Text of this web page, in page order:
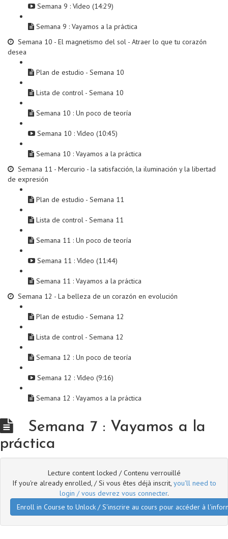
Semana 9 : Vídeo (14:29)
Semana 9 : Vayamos a la práctica
Semana 10 - El magnetismo del sol - Atraer lo que tu corazón
desea
Plan de estudio - Semana 10
Lista de control - Semana 10
Semana 10 : Un poco de teoría
Semana 10 : Vídeo (10:45)
Semana 10 : Vayamos a la práctica
Semana 11 - Mercurio - la satisfacción, la iluminación y la libertad
de expresión
Plan de estudio - Semana 11
Lista de control - Semana 11
Semana 11 : Un poco de teoría
Semana 11 : Vídeo (11:44)
Semana 11 : Vayamos a la práctica
Semana 12 - La belleza de un corazón en evolución
Plan de estudio - Semana 12
Lista de control - Semana 12
Semana 12 : Un poco de teoría
Semana 12 : Vídeo (9:16)
Semana 12 : Vayamos a la práctica
Semana 7 : Vayamos a la
práctica
Lecture content locked / Contenu verrouillé
If you're already enrolled, / Si vous êtes déjà inscrit, you'll need to
login / vous devrez vous connecter.
Enroll in Course to Unlock / S'inscrire au cours pour accéder à